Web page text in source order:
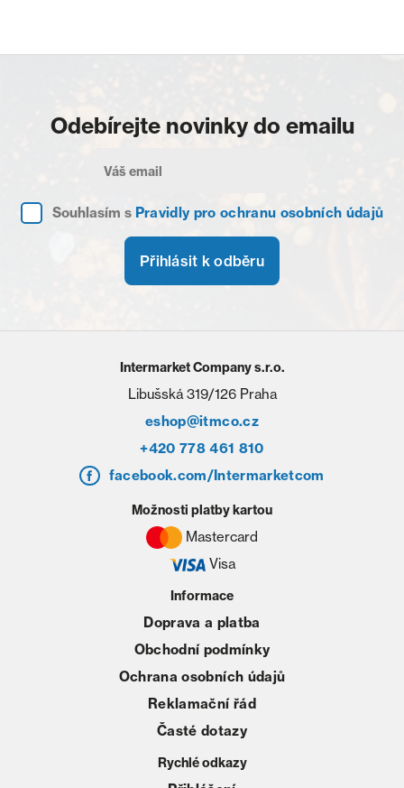
Odebírejte novinky do emailu
Souhlasím s Pravidly pro ochranu osobních údajů
Přihlásit k odběru
Intermarket Company s.r.o.
Libušská 319/126 Praha
eshop@itmco.cz
+420 778 461 810
facebook.com/Intermarketcom
Informace
Doprava a platba
Obchodní podmínky
Ochrana osobních údajů
Reklamační řád
Časté dotazy
Rychlé odkazy
Možnosti platby kartou
Mastercard
Visa